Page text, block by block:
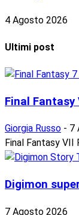
4 Agosto 2026
Ultimi post
Final Fantasy
Giorgia Russo - 7
Final Fantasy
Digimon
7 Agosto 2026